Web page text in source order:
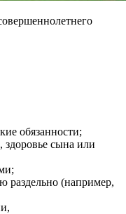
обязанности;
здоровье сына или
раздельно (например,